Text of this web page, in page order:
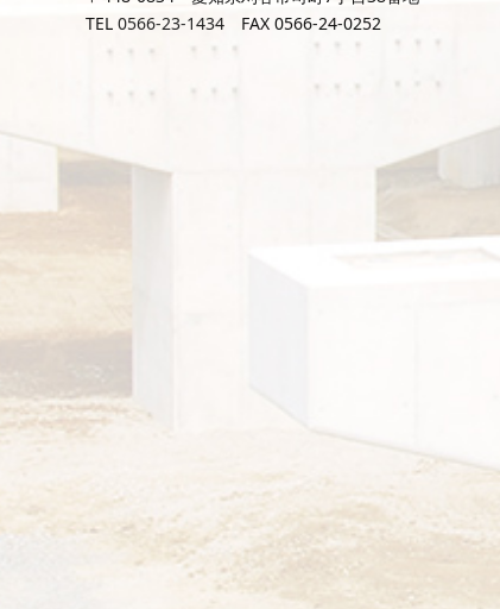
TEL 0566-23-1434 FAX 0566-24-0252